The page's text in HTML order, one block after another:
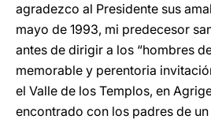
agradezco al Presidente sus
mayo de 1993, mi predecesor
antes de dirigir a los “hombres
memorable y perentoria
el Valle de los Templos, en
encontrado con los padres de